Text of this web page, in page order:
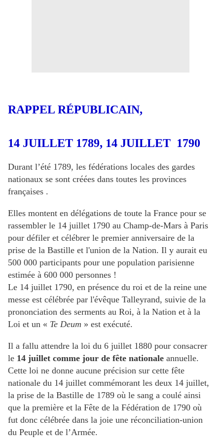
RAPPEL RÉPUBLICAIN,
14 JUILLET 1789, 14 JUILLET 1790
Durant l’été 1789, les fédérations locales des gardes
nationaux se sont créées dans toutes les provinces
françaises .
Elles montent en délégations de toute la France pour se
rassembler le 14 juillet 1790 au Champ-de-Mars à Paris
pour défiler et célébrer le premier anniversaire de la
prise de la Bastille et l'union de la Nation. Il y aurait eu
500 000 participants pour une population parisienne
estimée à 600 000 personnes !
Le 14 juillet 1790, en présence du roi et de la reine une
messe est célébrée par l'évêque Talleyrand, suivie de la
prononciation des serments au Roi, à la Nation et à la
Loi et un « Te Deum » est exécuté.
Il a fallu attendre la loi du 6 juillet 1880 pour consacrer
le 14 juillet comme jour de fête nationale annuelle.
Cette loi ne donne aucune précision sur cette fête
nationale du 14 juillet commémorant les deux 14 juillet,
la prise de la Bastille de 1789 où le sang a coulé ainsi
que la première et la Fête de la Fédération de 1790 où
fut donc célébrée dans la joie une réconciliation-union
du Peuple et de l’Armée.